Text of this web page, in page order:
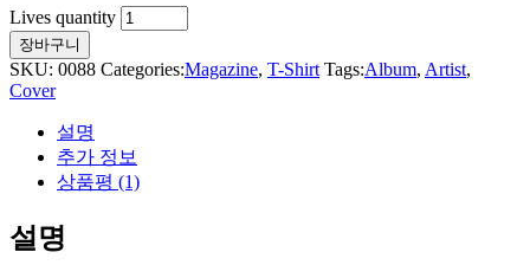
Lives quantity
장바구니
SKU: 0088 Categories:Magazine, T-Shirt Tags:Album, Artist,
Cover
설명
추가 정보
상품평 (1)
설명